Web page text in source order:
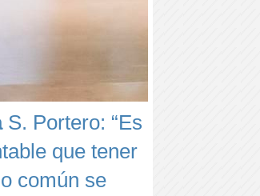
S. Portero: “Es
que tener
común se